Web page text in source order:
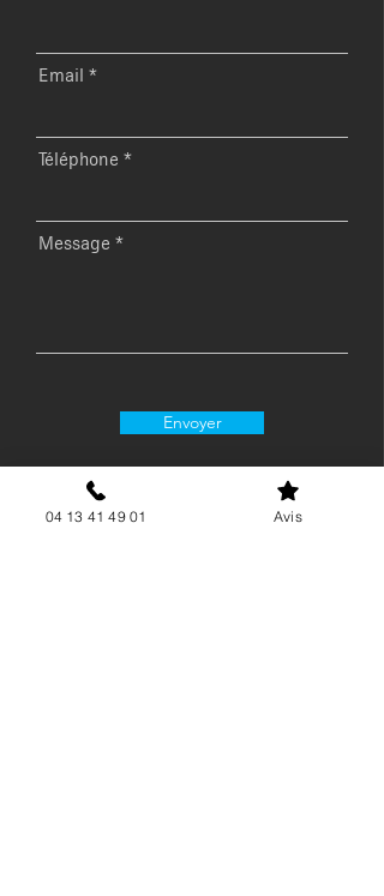
Email
Téléphone
Message
Envoyer
04 13 41 49 01 Avis